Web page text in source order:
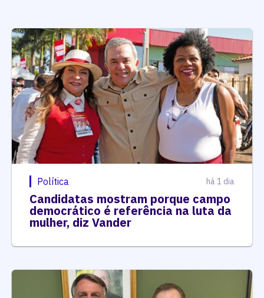
Política há 1 dia
Candidatas mostram porque campo
democrático é referência na luta da
mulher, diz Vander